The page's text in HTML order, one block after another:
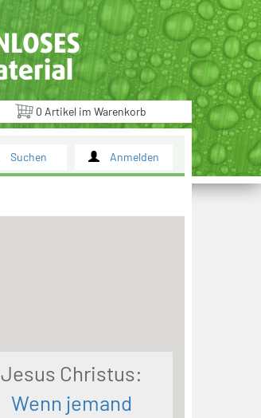
0 Artikel im Warenkorb
Suchen Anmelden
Jesus Christus:
Wenn jemand